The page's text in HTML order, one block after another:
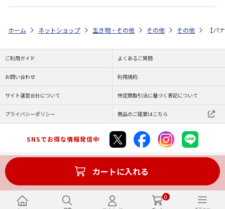
0
カートに入れる
ホーム ネットショップ 生き物・その他 その他 その他 【パ
ご利用ガイド よくあるご質問
お問い合わせ 利用規約
サイト運営会社について 特定商取引法に基づく表記について
プライバシーポリシー 商品のご提案はこちら
SNSでお得な情報発信中